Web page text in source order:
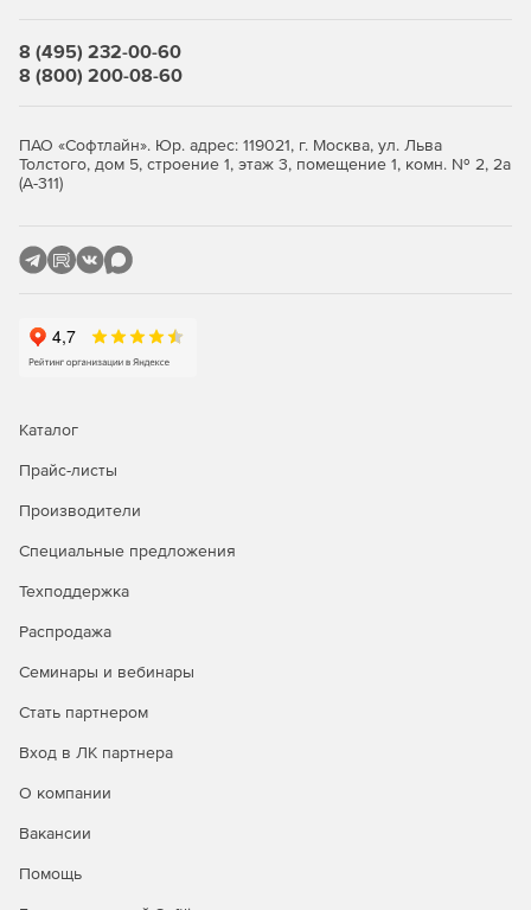
8 (495) 232-00-60
8 (800) 200-08-60
ПАО «Софтлайн». Юр. адрес: 119021, г. Москва, ул. Льва
Толстого, дом 5, строение 1, этаж 3, помещение 1, комн. № 2, 2а
(А-311)
Каталог
Прайс-листы
Производители
Специальные предложения
Техподдержка
Распродажа
Семинары и вебинары
Стать партнером
Вход в ЛК партнера
О компании
Вакансии
Помощь